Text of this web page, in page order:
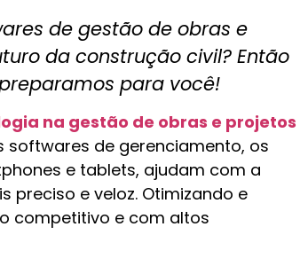
de gestão de obras e
da construção civil? Então
para você!
na gestão de obras e projetos
softwares de gerenciamento, os
e tablets, ajudam com a
preciso e veloz. Otimizando e
competitivo e com altos